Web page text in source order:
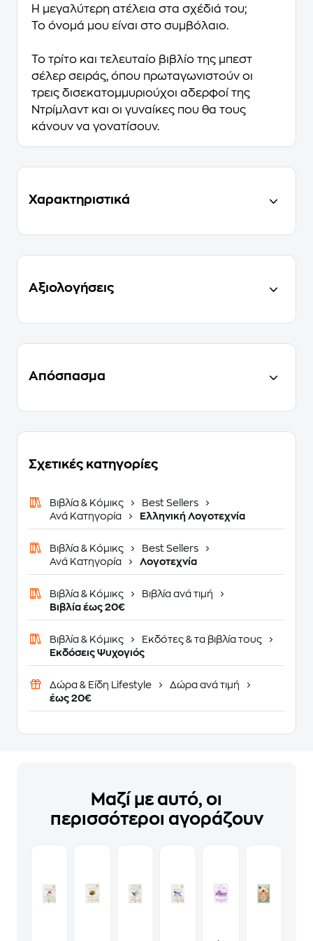
Η μεγαλύτερη ατέλεια στα σχέδιά του;
Το όνομά μου είναι στο συμβόλαιο.
Το τρίτο και τελευταίο βιβλίο της μπεστ
σέλερ σειράς, όπου πρωταγωνιστούν οι
τρεις δισεκατομμυριούχοι αδερφοί της
Ντρίμλαντ και οι γυναίκες που θα τους
κάνουν να γονατίσουν.
Χαρακτηριστικά
Αξιολογήσεις
Απόσπασμα
Σχετικές κατηγορίες
Βιβλία & Κόμικς
Best Sellers
Ανά Κατηγορία
Ελληνική Λογοτεχνία
Βιβλία & Κόμικς
Best Sellers
Ανά Κατηγορία
Λογοτεχνία
Βιβλία & Κόμικς
Βιβλία ανά τιμή
Βιβλία έως 20€
Βιβλία & Κόμικς
Εκδότες & τα βιβλία τους
Εκδόσεις Ψυχογιός
Δώρα & Είδη Lifestyle
Δώρα ανά τιμή
έως 20€
Μαζί με αυτό, οι
περισσότεροι αγοράζουν